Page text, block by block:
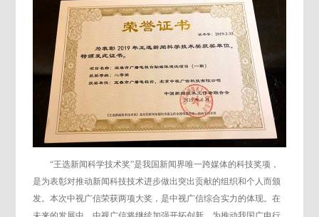
“王选新闻科学技术奖”是我国新闻界唯一跨媒体的科技奖项，
是为表彰对推动新闻科技技术进步做出突出贡献的组织和个人而颁
发。本次中视广信荣获两项大奖，是中视广信综合实力的体现。在